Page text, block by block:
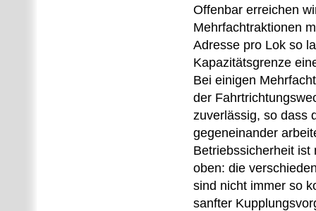
Offenbar erreichen
Mehrfachtraktionen
Adresse pro Lok so
Kapazitätsgrenze
Bei einigen
der
zuverlässig, so dass
gegeneinander
Betriebssicherheit ist
oben: die
sind nicht immer so
sanfter